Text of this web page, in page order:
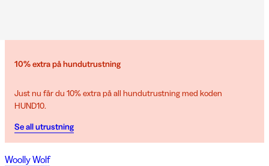
10% extra på hundutrustning
Just nu får du 10% extra på all hundutrustning med koden
HUND10.
Se all utrustning
Woolly Wolf